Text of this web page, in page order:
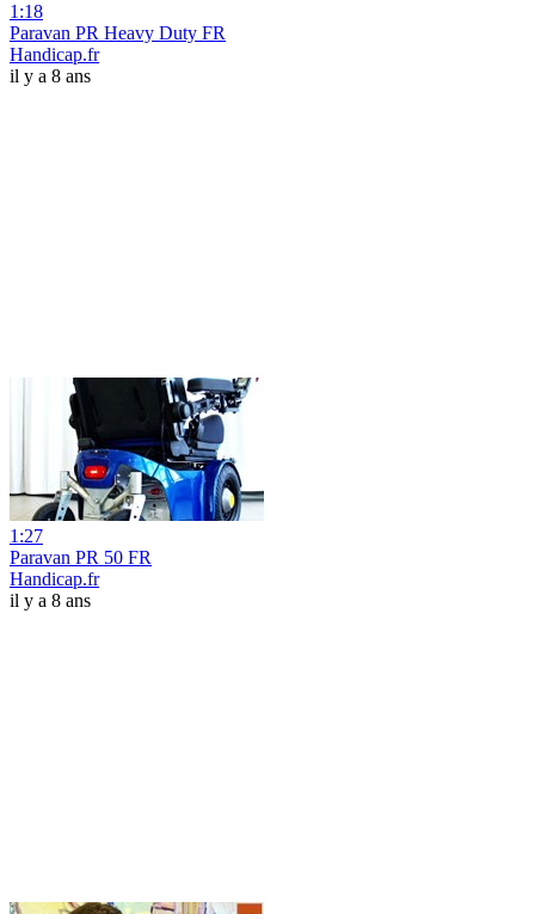
1:18
Paravan PR Heavy Duty FR
Handicap.fr
il y a 8 ans
1:27
Paravan PR 50 FR
Handicap.fr
il y a 8 ans